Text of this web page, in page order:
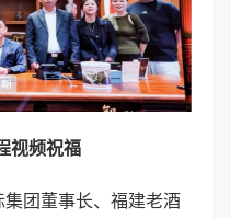
视频祝福
团董事长、福建老酒